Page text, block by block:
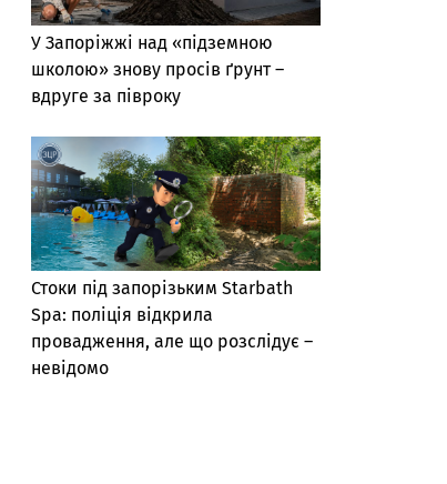
У Запоріжжі над «підземною
школою» знову просів ґрунт –
вдруге за півроку
Стоки під запорізьким Starbath
Spa: поліція відкрила
провадження, але що розслідує –
невідомо